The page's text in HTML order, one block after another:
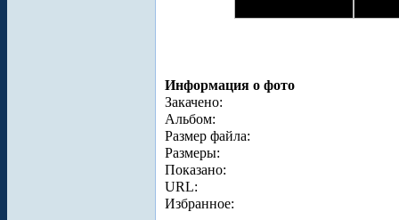
Информация о фото
Закачено:
Альбом:
Размер файла:
Размеры:
Показано:
URL:
Избранное: